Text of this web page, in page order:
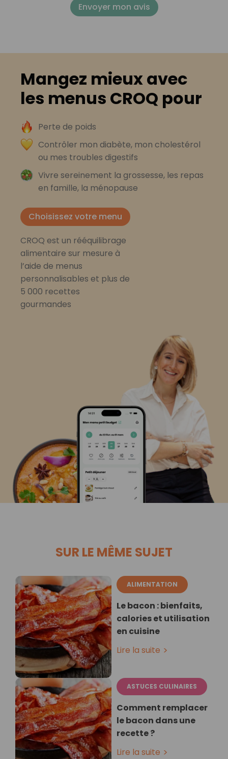
Envoyer mon avis
Mangez mieux avec
les menus CROQ pour
Perte de poids
Contrôler mon diabète, mon cholestérol
ou mes troubles digestifs
Vivre sereinement la grossesse, les repas
en famille, la ménopause
Choisissez votre menu
CROQ est un rééquilibrage
alimentaire sur mesure à
l’aide de menus
personnalisables et plus de
5 000 recettes
gourmandes
SUR LE MÊME SUJET
ALIMENTATION
Le bacon : bienfaits,
calories et utilisation
en cuisine
Lire la suite
ASTUCES CULINAIRES
Comment remplacer
le bacon dans une
recette ?
Lire la suite